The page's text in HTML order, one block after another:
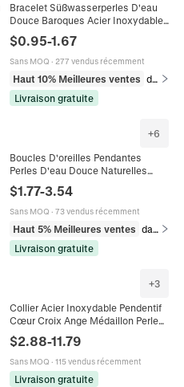
Bracelet Süßwasserperles D'eau
Douce Baroques Acier Inoxydable
Empilable Bijoux Mode Femmes
$0.95-1.67
Sans MOQ · 277 vendus récemment
Haut 10% Meilleures ventes
Livraison gratuite
+6
Boucles D'oreilles Pendantes
Perles D'eau Douce Naturelles
Baroques Acier Inoxydable 304
Imperméables Hypoallergéniques
Femmes
$1.77-3.54
Sans MOQ · 73 vendus récemment
Haut 5% Meilleures ventes
dans Boucles d'oreilles
Livraison gratuite
+3
Collier Acier Inoxydable Pendentif
Cœur Croix Ange Médaillon Perle
Eau Douce Multi Couches Bijoux
Élégants Pour Femmes
$2.88-11.79
Sans MOQ · 115 vendus récemment
Livraison gratuite